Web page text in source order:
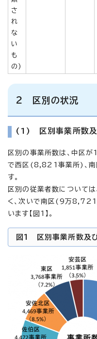
さ
れ
な
い
も
の)
2 区別の状況
(1) 区別事業所数及
区別の事業所数は、中区
で西区(8,821事業所)、
す。
区別の従業者数について
く、次いで南区(9万
います【図1】。
図1 区別事業所数及